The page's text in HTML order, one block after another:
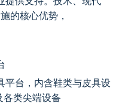
的核心优势，
平台，内含鞋类与皮具设
各类尖端设备